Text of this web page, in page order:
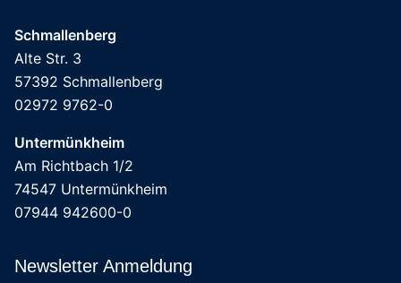
Schmallenberg
Alte Str. 3
57392 Schmallenberg
02972 9762-0
Untermünkheim
Am Richtbach 1/2
74547 Untermünkheim
07944 942600-0
Newsletter Anmeldung